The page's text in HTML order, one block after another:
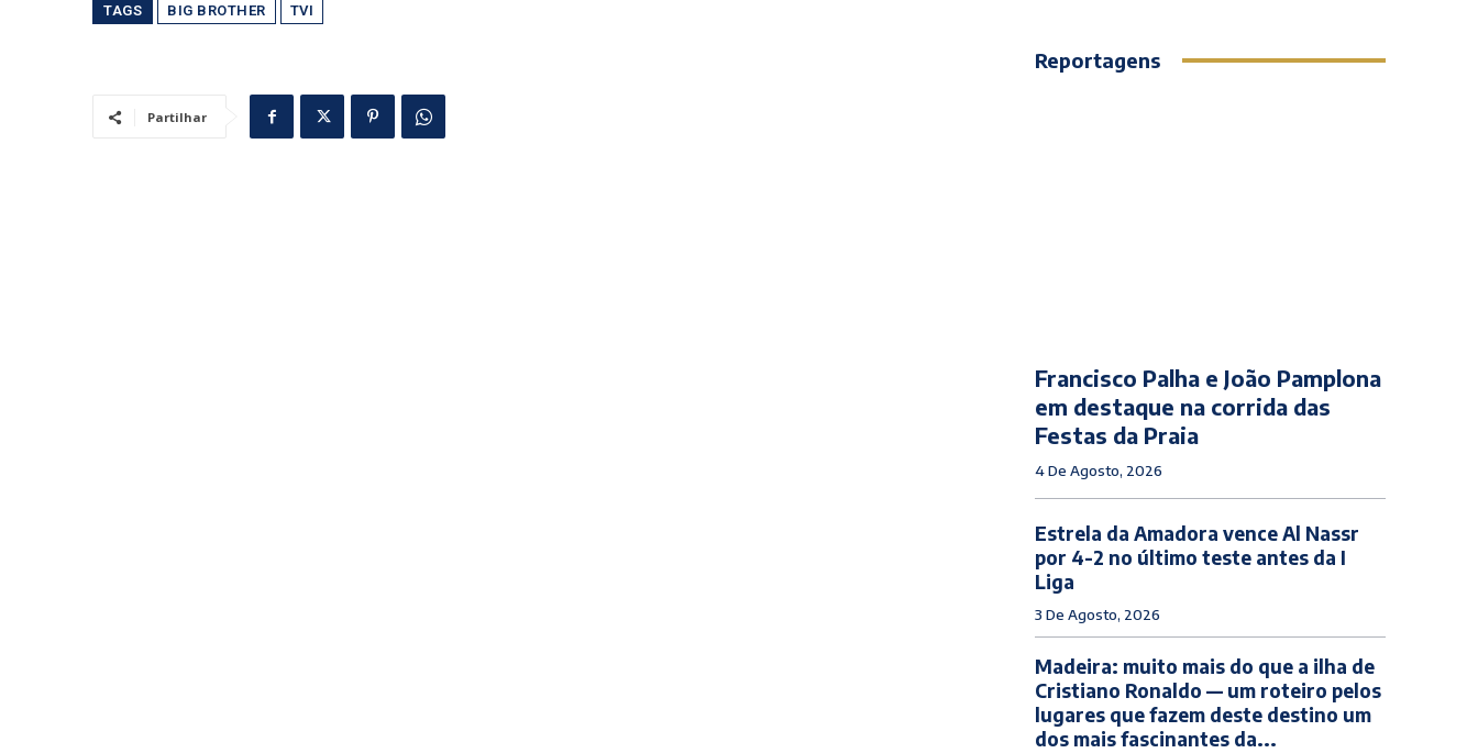
TAGS BIG BROTHER TVI
Partilhar
Reportagens
Francisco Palha e João Pamplona
em destaque na corrida das
Festas da Praia
4 De Agosto, 2026
Estrela da Amadora vence Al Nassr
por 4-2 no último teste antes da I
Liga
3 De Agosto, 2026
Madeira: muito mais do que a ilha de
Cristiano Ronaldo — um roteiro pelos
lugares que fazem deste destino um
dos mais fascinantes da...